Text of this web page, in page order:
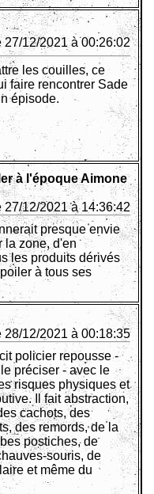
27/12/2021 à 00:26:02
les couilles, ce
faire rencontrer Sade
épisode.
à l'époque Aimone
27/12/2021 à 14:36:42
presque envie
la zone, d'en
les produits dérivés
à tous ses
28/12/2021 à 00:18:35
policier repousse -
préciser - avec le
risques physiques et
Il fait abstraction,
cachots, des
des remords, de la
postiches, de
souris, de
et même du